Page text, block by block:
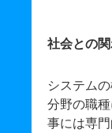
社会との
システム
分野の職
事には専